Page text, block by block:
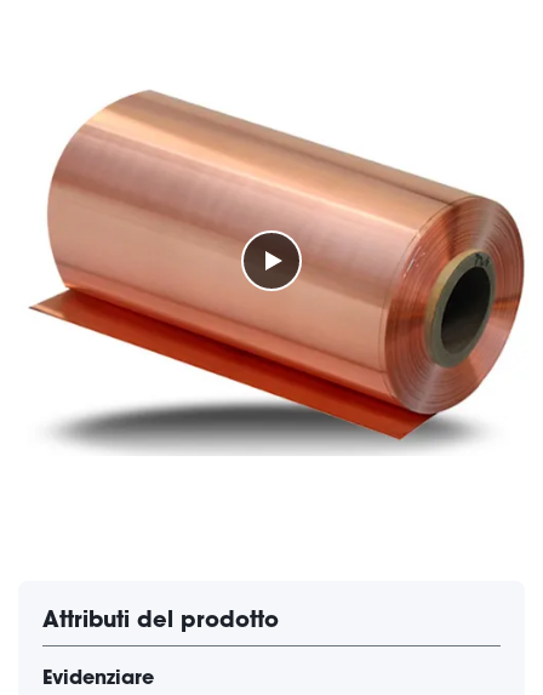
Attributi del prodotto
Evidenziare